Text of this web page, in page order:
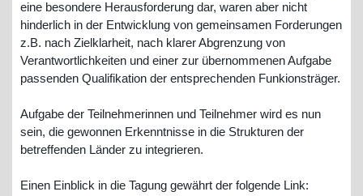
eine besondere Herausforderung dar, waren aber nicht
hinderlich in der Entwicklung von gemeinsamen Forderungen
z.B. nach Zielklarheit, nach klarer Abgrenzung von
Verantwortlichkeiten und einer zur übernommenen Aufgabe
passenden Qualifikation der entsprechenden Funkionsträger.
Aufgabe der Teilnehmerinnen und Teilnehmer wird es nun
sein, die gewonnen Erkenntnisse in die Strukturen der
betreffenden Länder zu integrieren.
Einen Einblick in die Tagung gewährt der folgende Link: